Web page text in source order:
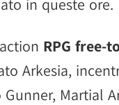
in queste ore.
RPG free-
Arkesia,
Martial